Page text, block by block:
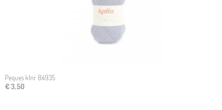
Peques klnr 84935
€ 3,50